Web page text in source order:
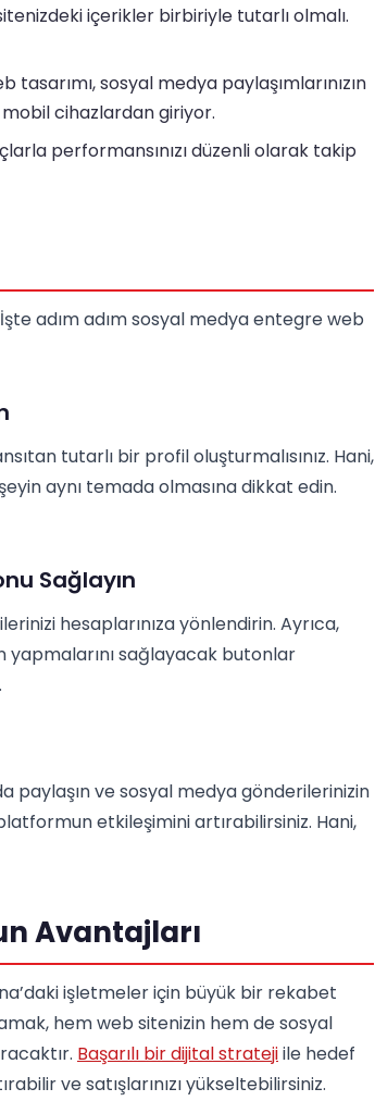
içerikler birbiriyle tutarlı olmalı.
tasarımı, sosyal medya paylaşımlarınızın
mobil cihazlardan giriyor.
performansınızı düzenli olarak takip
adım adım sosyal medya entegre web
tutarlı bir profil oluşturmalısınız. Hani,
aynı temada olmasına dikkat edin.
Sağlayın
hesaplarınıza yönlendirin. Ayrıca,
yapmalarını sağlayacak butonlar
paylaşın ve sosyal medya gönderilerinizin
etkileşimini artırabilirsiniz. Hani,
Avantajları
işletmeler için büyük bir rekabet
hem web sitenizin hem de sosyal
Başarılı bir dijital stratejiile hedef
ve satışlarınızı yükseltebilirsiniz.